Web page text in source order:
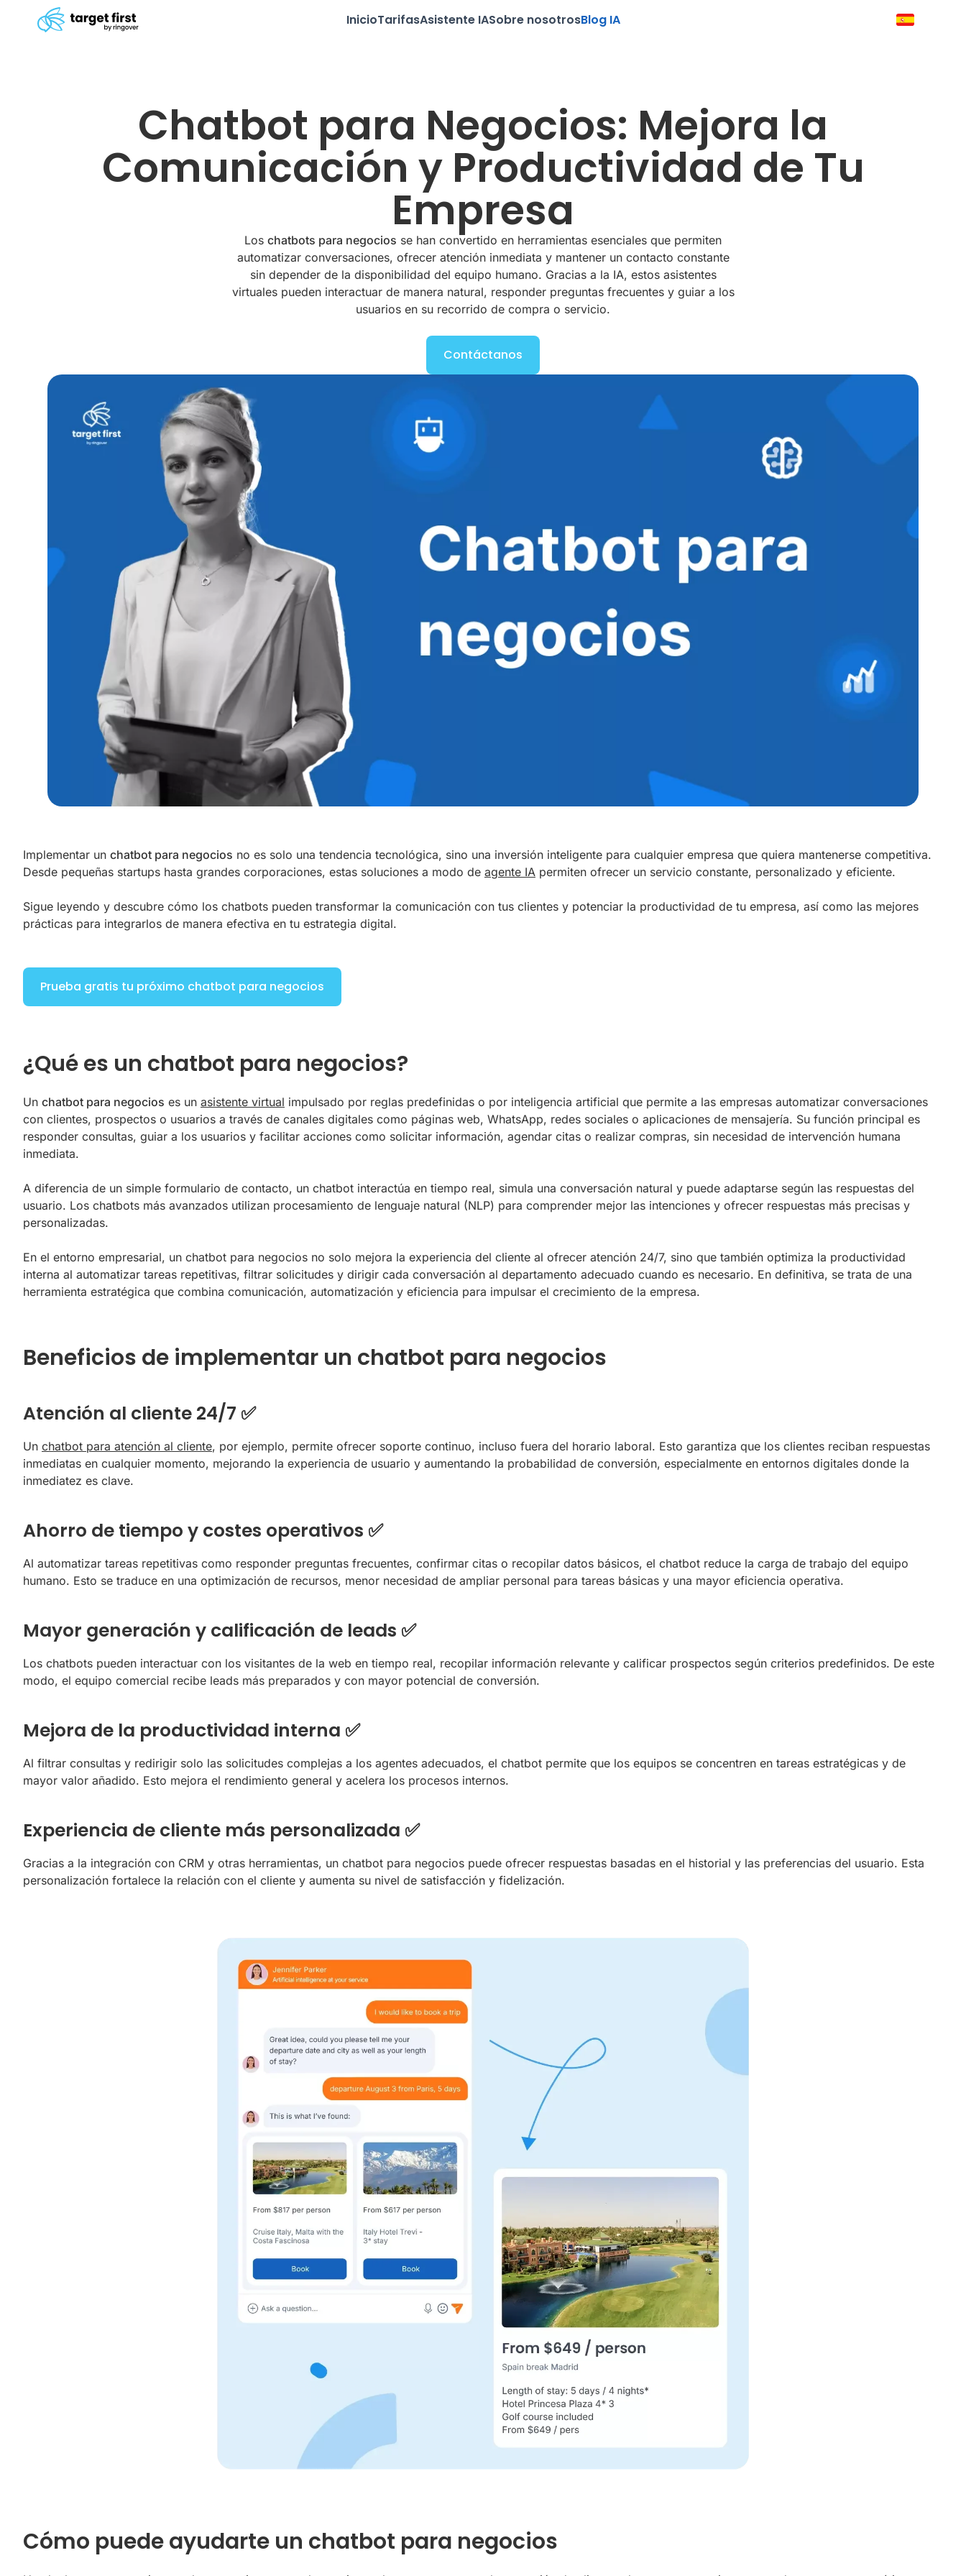
InicioTarifasAsistente IASobre nosotrosBlog IA
Chatbot para Negocios: Mejora la
Comunicación y Productividad de Tu
Empresa
Los chatbots para negocios se han convertido en herramientas esenciales que permiten
automatizar conversaciones, ofrecer atención inmediata y mantener un contacto constante
sin depender de la disponibilidad del equipo humano. Gracias a la IA, estos asistentes
virtuales pueden interactuar de manera natural, responder preguntas frecuentes y guiar a los
usuarios en su recorrido de compra o servicio.
Contáctanos
Implementar un chatbot para negocios no es solo una tendencia tecnológica, sino una inversión inteligente para cualquier empresa que quiera mantenerse competitiva.
Desde pequeñas startups hasta grandes corporaciones, estas soluciones a modo de agente IA permiten ofrecer un servicio constante, personalizado y eficiente.
Sigue leyendo y descubre cómo los chatbots pueden transformar la comunicación con tus clientes y potenciar la productividad de tu empresa, así como las mejores
prácticas para integrarlos de manera efectiva en tu estrategia digital.
Prueba gratis tu próximo chatbot para negocios
¿Qué es un chatbot para negocios?
Un chatbot para negocios es un asistente virtual impulsado por reglas predefinidas o por inteligencia artificial que permite a las empresas automatizar conversaciones
con clientes, prospectos o usuarios a través de canales digitales como páginas web, WhatsApp, redes sociales o aplicaciones de mensajería. Su función principal es
responder consultas, guiar a los usuarios y facilitar acciones como solicitar información, agendar citas o realizar compras, sin necesidad de intervención humana
inmediata.
A diferencia de un simple formulario de contacto, un chatbot interactúa en tiempo real, simula una conversación natural y puede adaptarse según las respuestas del
usuario. Los chatbots más avanzados utilizan procesamiento de lenguaje natural (NLP) para comprender mejor las intenciones y ofrecer respuestas más precisas y
personalizadas.
En el entorno empresarial, un chatbot para negocios no solo mejora la experiencia del cliente al ofrecer atención 24/7, sino que también optimiza la productividad
interna al automatizar tareas repetitivas, filtrar solicitudes y dirigir cada conversación al departamento adecuado cuando es necesario. En definitiva, se trata de una
herramienta estratégica que combina comunicación, automatización y eficiencia para impulsar el crecimiento de la empresa.
Beneficios de implementar un chatbot para negocios
Atención al cliente 24/7 ✅
Un chatbot para atención al cliente, por ejemplo, permite ofrecer soporte continuo, incluso fuera del horario laboral. Esto garantiza que los clientes reciban respuestas
inmediatas en cualquier momento, mejorando la experiencia de usuario y aumentando la probabilidad de conversión, especialmente en entornos digitales donde la
inmediatez es clave.
Ahorro de tiempo y costes operativos ✅
Al automatizar tareas repetitivas como responder preguntas frecuentes, confirmar citas o recopilar datos básicos, el chatbot reduce la carga de trabajo del equipo
humano. Esto se traduce en una optimización de recursos, menor necesidad de ampliar personal para tareas básicas y una mayor eficiencia operativa.
Mayor generación y calificación de leads ✅
Los chatbots pueden interactuar con los visitantes de la web en tiempo real, recopilar información relevante y calificar prospectos según criterios predefinidos. De este
modo, el equipo comercial recibe leads más preparados y con mayor potencial de conversión.
Mejora de la productividad interna ✅
Al filtrar consultas y redirigir solo las solicitudes complejas a los agentes adecuados, el chatbot permite que los equipos se concentren en tareas estratégicas y de
mayor valor añadido. Esto mejora el rendimiento general y acelera los procesos internos.
Experiencia de cliente más personalizada ✅
Gracias a la integración con CRM y otras herramientas, un chatbot para negocios puede ofrecer respuestas basadas en el historial y las preferencias del usuario. Esta
personalización fortalece la relación con el cliente y aumenta su nivel de satisfacción y fidelización.
Cómo puede ayudarte un chatbot para negocios